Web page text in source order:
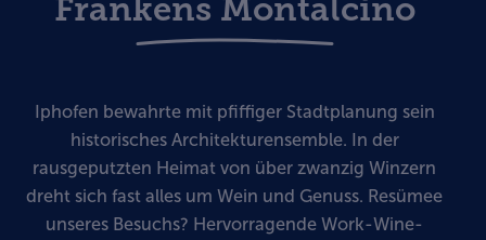
Frankens Montalcino
Iphofen bewahrte mit pfiffiger Stadtplanung sein
historisches Architekturensemble. In der
rausgeputzten Heimat von über zwanzig Winzern
dreht sich fast alles um Wein und Genuss. Resümee
unseres Besuchs? Hervorragende Work-Wine-